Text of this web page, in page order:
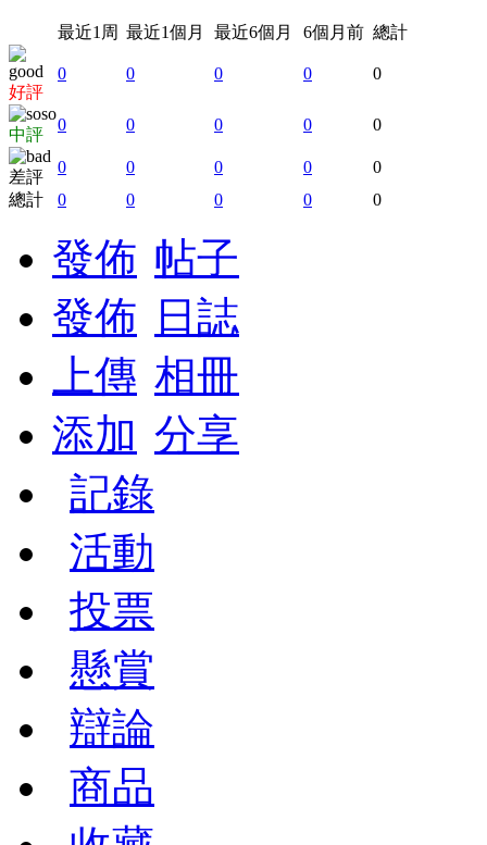
最近1周 最近1個月 最近6個月 6個月前 總計
好評
0 0 0 0 0
中評
0 0 0 0 0
差評
0 0 0 0
0
總計
0 0 0 0 0
發佈 帖子
發佈
日誌
上傳 相冊
添加 分享
記錄
活動
投票
懸賞
辯論
商品